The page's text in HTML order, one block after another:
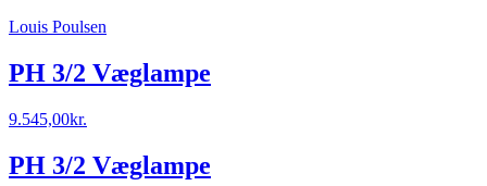
flere
Mulighederne
kan
på
Louis Poulsen
PH 3/2 Væglampe
9.545,00kr.
PH 3/2 Væglampe